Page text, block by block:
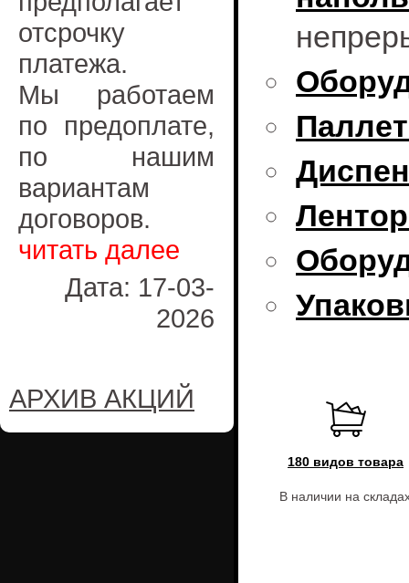
отсрочку
платежа.
Мы работаем
по предоплате,
по нашим
вариантам
договоров.
читать далее
Дата: 17-03-
2026
АРХИВ АКЦИЙ
180 видов товара
В наличии на